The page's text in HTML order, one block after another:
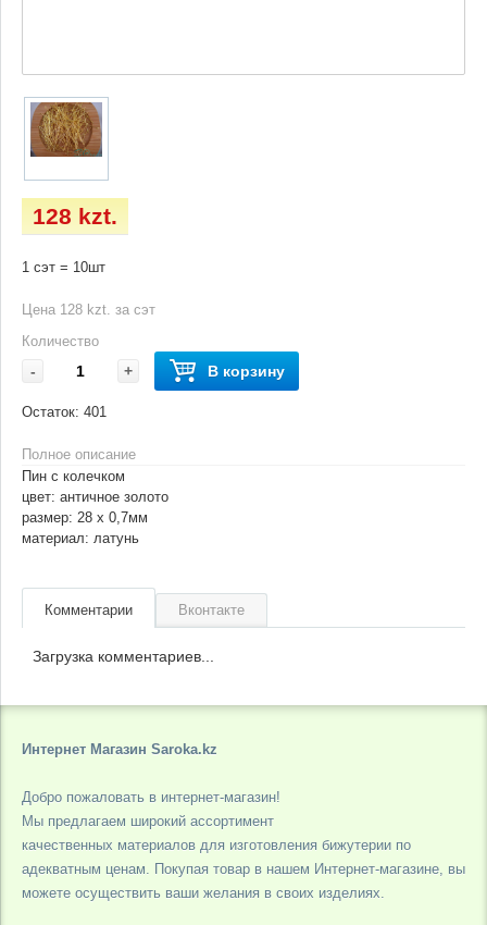
128 kzt.
1 сэт = 10шт
Цена 128 kzt. за сэт
Количество
- + В корзину
Остаток: 401
Полное описание
Пин с колечком
цвет: античное золото
размер: 28 х 0,7мм
материал: латунь
Комментарии Вконтакте
Загрузка комментариев...
Интернет Магазин Saroka.kz
Добро пожаловать в интернет-магазин!
Мы предлагаем широкий ассортимент
качественных материалов для изготовления бижутерии по
адекватным ценам. Покупая товар в нашем Интернет-магазине, вы
можете осуществить ваши желания в своих изделиях.